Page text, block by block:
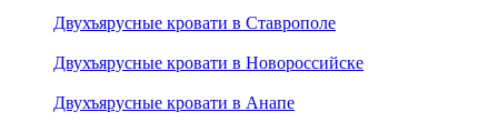
Двухъярусные кровати в Ставрополе
Двухъярусные кровати в Новороссийске
Двухъярусные кровати в Анапе